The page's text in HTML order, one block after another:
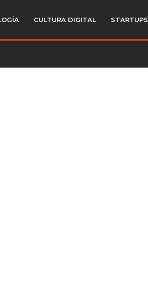
CULTURA DIGITAL STARTUPS